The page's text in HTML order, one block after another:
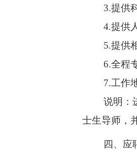
3.提供
4.提供
5.提供
6.全程
7.工作
说明：
士生导师，
四、应